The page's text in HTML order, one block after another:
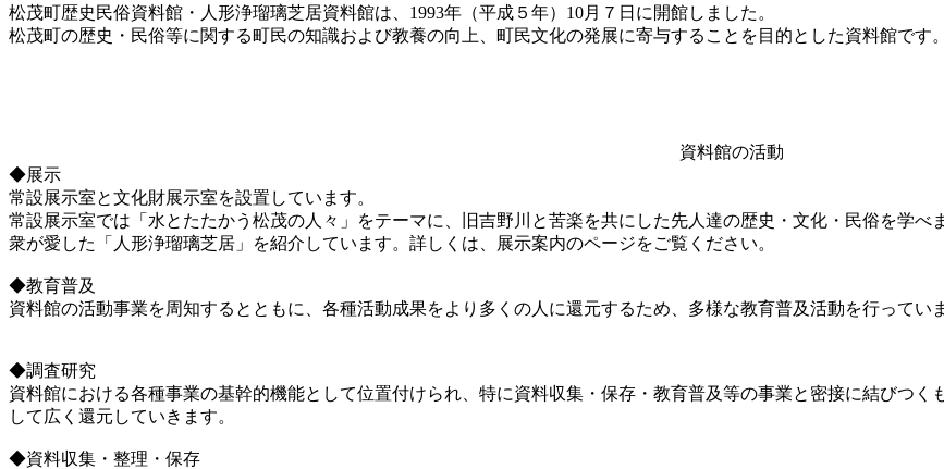
松茂町歴史民俗資料館・人形浄瑠璃芝居資料館は、1993年（平成５年）10月７日に開館しました。
松茂町の歴史・民俗等に関する町民の知識および教養の向上、町民文化の発展に寄与することを目的とした資料館です。
資料館の活動
◆展示
常設展示室と文化財展示室を設置しています。
常設展示室では「水とたたかう松茂の人々」をテーマに、旧吉野川と苦楽を共にした先人達の歴史・文化・民俗を学
衆が愛した「人形浄瑠璃芝居」を紹介しています。詳しくは、展示案内のページをご覧ください。
◆教育普及
資料館の活動事業を周知するとともに、各種活動成果をより多くの人に還元するため、多様な教育普及活動を行ってい
◆調査研究
資料館における各種事業の基幹的機能として位置付けられ、特に資料収集・保存・教育普及等の事業と密接に結びつ
して広く還元していきます。
◆資料収集・整理・保存